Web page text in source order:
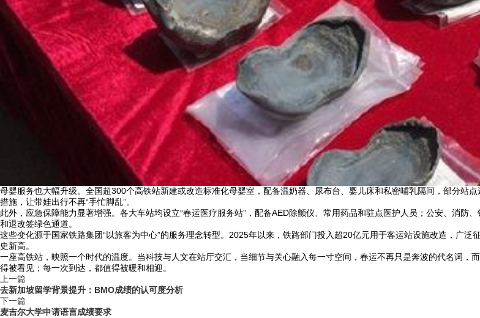
母婴服务也大幅升级。全国超300个高铁站新建或改造标准化母婴室，配备温奶器、尿布台、婴儿床和私密哺乳隔间，部分站
措施，让带娃出行不再“手忙脚乱”。
此外，应急保障能力显著增强。各大车站均设立“春运医疗服务站”，配备AED除颤仪、常用药品和驻点医护人员；公安、消
和退改签绿色通道。
这些变化源于国家铁路集团“以旅客为中心”的服务理念转型。2025年以来，铁路部门投入超20亿元用于客运站设施改造，广
史新高。
一座高铁站，映照一个时代的温度。当科技与人文在站厅交汇，当细节与关心融入每一寸空间，春运不再只是奔波的代名词
得被看见；每一次到达，都值得被暖和相迎。
上一篇
去新加坡留学背景提升：BMO成绩的认可度分析
下一篇
麦吉尔大学申请语言成绩要求